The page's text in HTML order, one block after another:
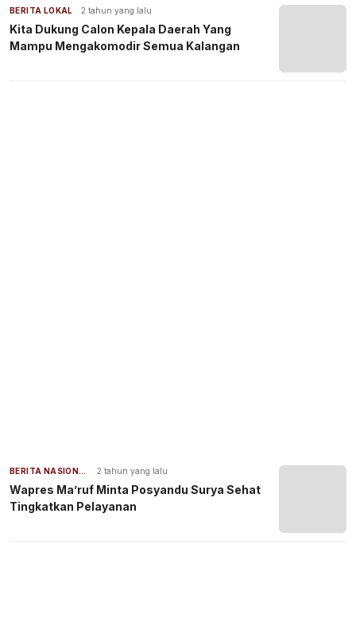
BERITA LOKAL 2 tahun yang lalu
Kita Dukung Calon Kepala Daerah Yang
Mampu Mengakomodir Semua Kalangan
BERITA NASIONAL 2 tahun yang lalu
Wapres Ma’ruf Minta Posyandu Surya Sehat
Tingkatkan Pelayanan